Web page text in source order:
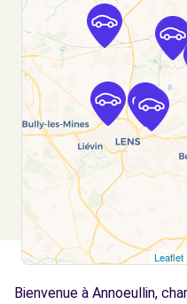
Voir l'agence
Free2Move Rent -
FLANDRES - GPF -
RUE ELSA TRIOLET
AUCHY-LES-MINES,
Voir l'agence
Free2Move Rent -
HAUBOURDIN (C)
10 RUE ERNEST
Leaflet
Bienvenue à Annoeullin,